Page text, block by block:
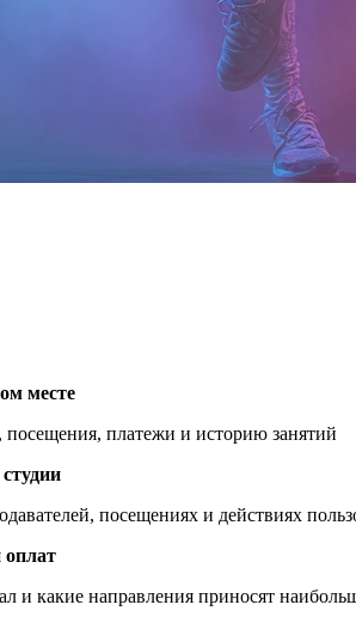
месте
платежи и историю занятий
посещениях и действиях
оплат
и какие направления приносят